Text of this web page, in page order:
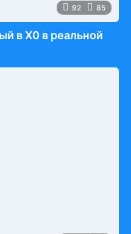
92 85
в Х0 в реальной